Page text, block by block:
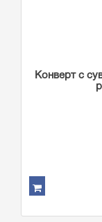
Конверт с